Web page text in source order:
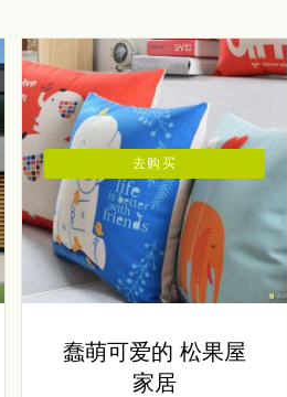
去购买
蠢萌可爱的 松果屋
家居